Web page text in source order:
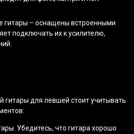
гитары – оснащены встроенными
подключать их к усилителю,
гитары для левшей стоит учитывать
Убедитесь, что гитара хорошо